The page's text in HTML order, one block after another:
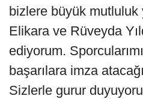
bizlere büyük
Elikara ve Rüveyda
ediyorum.
başarılara imza
Sizlerle gurur